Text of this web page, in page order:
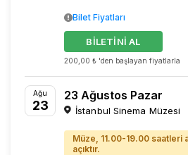
200,00 ₺ 'den başlayan fiyatlarla
BİLETİNİ AL
Bilet Fiyatları
Ağu
23
23 Ağustos Pazar
İstanbul Sinema Müzesi
Müze, 11.00-19.00 saatleri
açıktır.